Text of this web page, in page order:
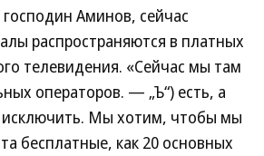
господин Аминов, сейчас
распространяются в платных
телевидения. «Сейчас мы там
операторов. — „Ъ“) есть, а
исключить. Мы хотим, чтобы мы
бесплатные, как 20 основных